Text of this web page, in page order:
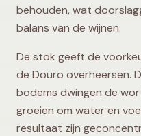
behouden, wat
balans van de wijnen.
De stok geeft de
de Douro overheersen.
bodems dwingen de
groeien om water en
resultaat zijn